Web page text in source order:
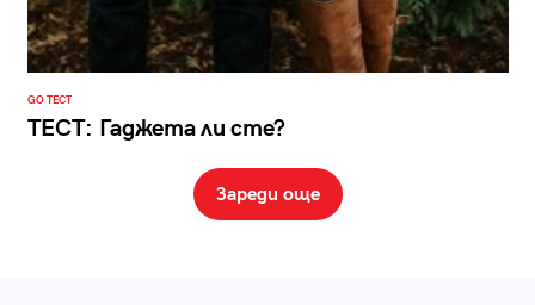
GO ТЕСТ
ТЕСТ: Гаджета ли сте?
Зареди още